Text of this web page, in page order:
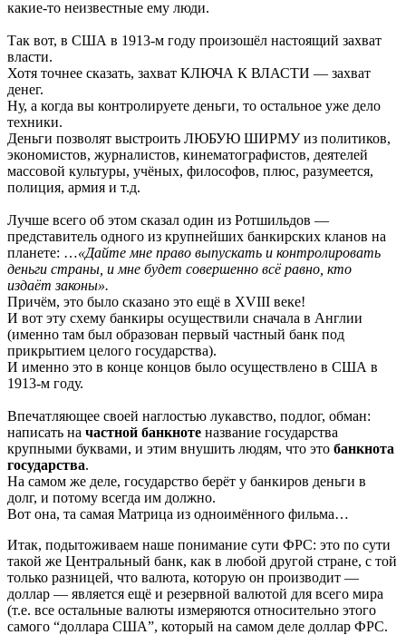
какие-то неизвестные ему люди.
Так вот, в США в 1913-м году произошёл настоящий захват
власти.
Хотя точнее сказать, захват КЛЮЧА К ВЛАСТИ — захват
денег.
Ну, а когда вы контролируете деньги, то остальное уже дело
техники.
Деньги позволят выстроить ЛЮБУЮ ШИРМУ из политиков,
экономистов, журналистов, кинематографистов, деятелей
массовой культуры, учёных, философов, плюс, разумеется,
полиция, армия и т.д.
Лучше всего об этом сказал один из Ротшильдов —
представитель одного из крупнейших банкирских кланов на
планете: …«Дайте мне право выпускать и контролировать
деньги страны, и мне будет совершенно всё равно, кто
издаёт законы».
Причём, это было сказано это ещё в XVIII веке!
И вот эту схему банкиры осуществили сначала в Англии
(именно там был образован первый частный банк под
прикрытием целого государства).
И именно это в конце концов было осуществлено в США в
1913-м году.
Впечатляющее своей наглостью лукавство, подлог, обман:
написать на частной банкноте название государства
крупными буквами, и этим внушить людям, что это банкнота
государства.
На самом же деле, государство берёт у банкиров деньги в
долг, и потому всегда им должно.
Вот она, та самая Матрица из одноимённого фильма…
Итак, подытоживаем наше понимание сути ФРС: это по сути
такой же Центральный банк, как в любой другой стране, с той
только разницей, что валюта, которую он производит —
доллар — является ещё и резервной валютой для всего мира
(т.е. все остальные валюты измеряются относительно этого
самого “доллара США”, который на самом деле доллар ФРС.